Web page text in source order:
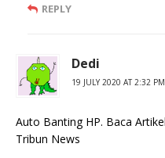
REPLY
Dedi
19 JULY 2020 AT 2:32 PM
Auto Banting HP. Baca
Tribun News